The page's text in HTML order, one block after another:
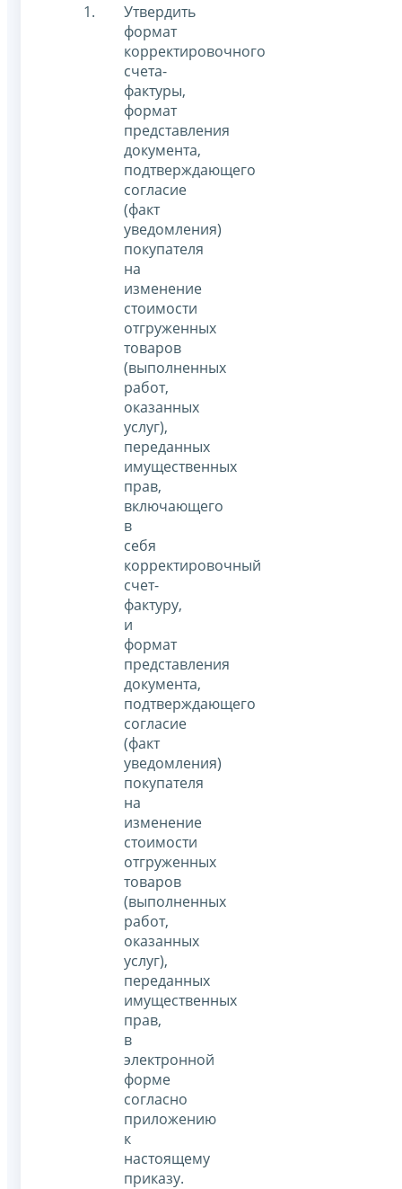
Утвердить
формат
корректировочного
счета-
фактуры,
формат
представления
документа,
подтверждающего
согласие
(факт
уведомления)
покупателя
на
изменение
стоимости
отгруженных
товаров
(выполненных
работ,
оказанных
услуг),
переданных
имущественных
прав,
включающего
в
себя
корректировочный
счет-
фактуру,
и
формат
представления
документа,
подтверждающего
согласие
(факт
уведомления)
покупателя
на
изменение
стоимости
отгруженных
товаров
(выполненных
работ,
оказанных
услуг),
переданных
имущественных
прав,
в
электронной
форме
согласно
приложению
к
настоящему
приказу.